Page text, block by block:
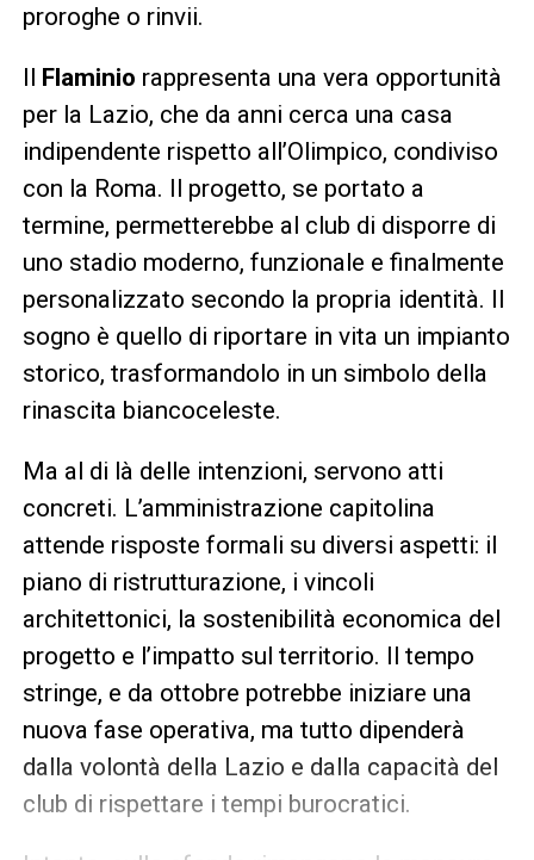
proroghe o rinvii.
Il Flaminio rappresenta una vera opportunità
per la Lazio, che da anni cerca una casa
indipendente rispetto all’Olimpico, condiviso
con la Roma. Il progetto, se portato a
termine, permetterebbe al club di disporre di
uno stadio moderno, funzionale e finalmente
personalizzato secondo la propria identità. Il
sogno è quello di riportare in vita un impianto
storico, trasformandolo in un simbolo della
rinascita biancoceleste.
Ma al di là delle intenzioni, servono atti
concreti. L’amministrazione capitolina
attende risposte formali su diversi aspetti: il
piano di ristrutturazione, i vincoli
architettonici, la sostenibilità economica del
progetto e l’impatto sul territorio. Il tempo
stringe, e da ottobre potrebbe iniziare una
nuova fase operativa, ma tutto dipenderà
dalla volontà della Lazio e dalla capacità del
club di rispettare i tempi burocratici.